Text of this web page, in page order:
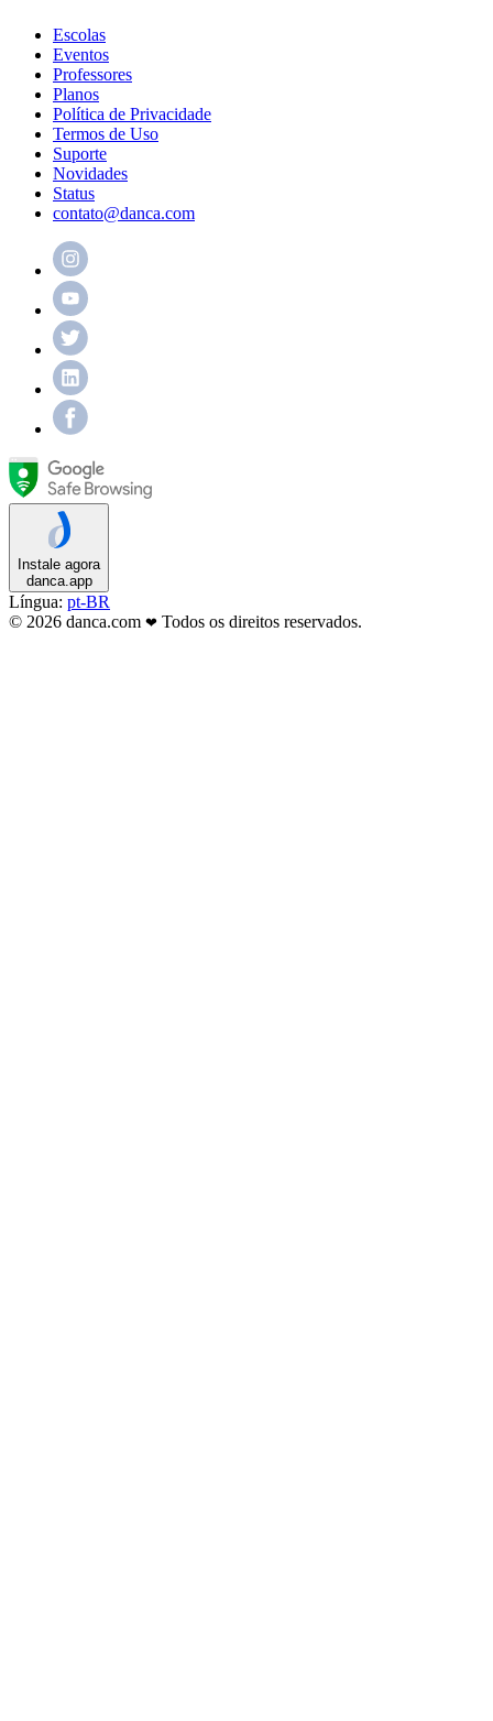
Escolas
Eventos
Professores
Planos
Política de Privacidade
Termos de Uso
Suporte
Novidades
Status
contato@danca.com
Instale agora
danca.app
Língua: pt-BR
© 2026 danca.com ❤ Todos os direitos reservados.